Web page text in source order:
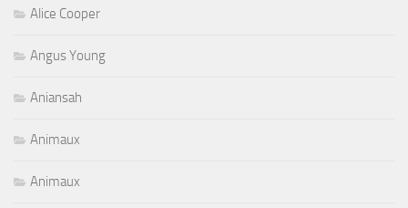
Alice Cooper
Angus Young
Aniansah
Animaux
Animaux